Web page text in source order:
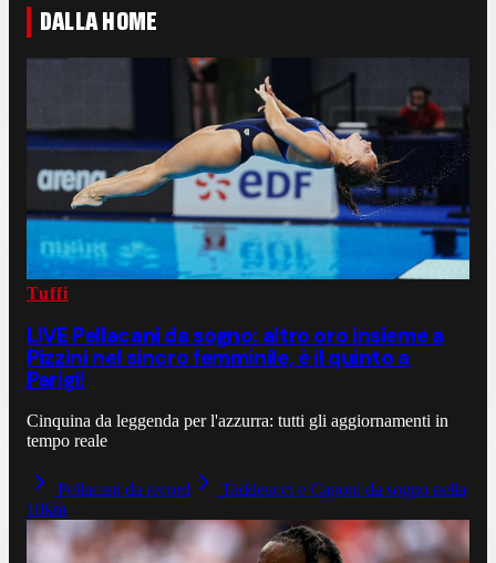
DALLA HOME
Tuffi
LIVE Pellacani da sogno: altro oro insieme a
Pizzini nel sincro femminile, è il quinto a
Parigi!
Cinquina da leggenda per l'azzurra: tutti gli aggiornamenti in
tempo reale
Pellacani da record
Taddeucci e Caponi da sogno nella
10km